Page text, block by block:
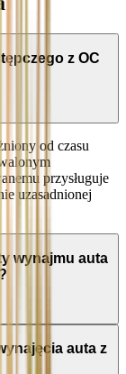
z OC
od czasu
przysługuje
uzasadnionej
wynajmu auta
auta z